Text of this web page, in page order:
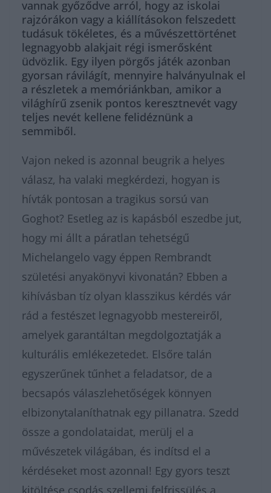
vannak győződve arról, hogy az iskolai
rajzórákon vagy a kiállításokon felszedett
tudásuk tökéletes, és a művészettörténet
legnagyobb alakjait régi ismerősként
üdvözlik. Egy ilyen pörgős játék azonban
gyorsan rávilágít, mennyire halványulnak el
a részletek a memóriánkban, amikor a
világhírű zsenik pontos keresztnevét vagy
teljes nevét kellene felidéznünk a
semmiből.
Vajon neked is azonnal beugrik a helyes
válasz, ha valaki megkérdezi, hogyan is
hívták pontosan a tragikus sorsú van
Goghot? Esetleg az is kapásból eszedbe jut,
hogy mi állt a páratlan tehetségű
Michelangelo vagy éppen Rembrandt
születési anyakönyvi kivonatán? Ebben a
kihívásban tíz olyan klasszikus kérdés vár
rád a festészet legnagyobb mestereiről,
amelyek garantáltan megdolgoztatják a
kulturális emlékezetedet. Elsőre talán
egyszerűnek tűnhet a feladatsor, de a
becsapós válaszlehetőségek könnyen
elbizonytalaníthatnak egy pillanatra. Szedd
össze a gondolataidat, merülj el a
művészetek világában, és indítsd el a
kérdéseket most azonnal! Egy gyors teszt
kitöltése csodás szellemi felfrissülés a